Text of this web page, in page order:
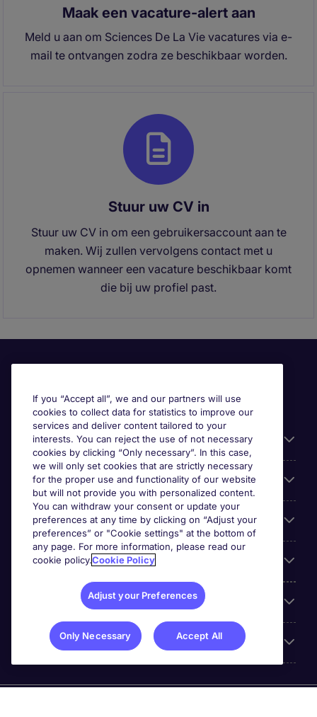
Maak een vacature-alert aan
Meld u aan om Sciences De La Vie vacatures via e-
mail te ontvangen zodra ze beschikbaar worden.
Stuur uw CV in
Stuur uw CV in om een gebruikersaccount aan te
maken. Wij zullen vervolgens contact met u
opnemen wanneer een vacature beschikbaar komt
die bij uw profiel past.
Useful information
Prix
Look for jobs in
Trends
For employers
More Michael Page
If you “Accept all”, we and our partners will use
cookies to collect data for statistics to improve our
services and deliver content tailored to your
interests. You can reject the use of not necessary
cookies by clicking “Only necessary”. In this case,
we will only set cookies that are strictly necessary
for the proper use and functionality of our website
but will not provide you with personalized content.
You can withdraw your consent or update your
preferences at any time by clicking on “Adjust your
preferences” or "Cookie settings" at the bottom of
any page. For more information, please read our
cookie policy.Cookie Policy
Adjust your Preferences
Only Necessary Accept All